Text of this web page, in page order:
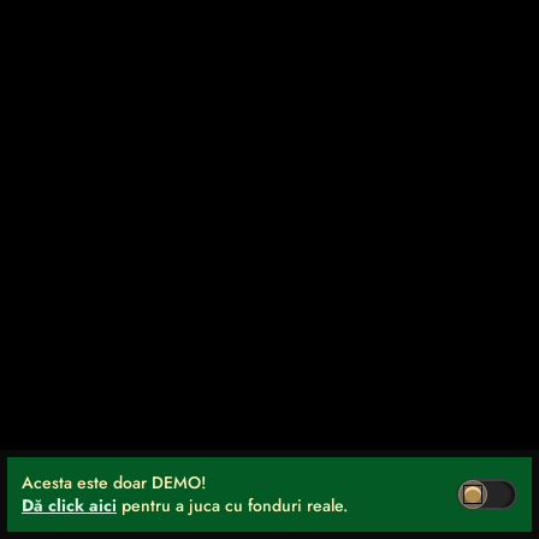
Acesta este doar DEMO!
Dă click aici pentru a juca cu fonduri reale.